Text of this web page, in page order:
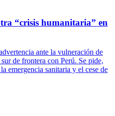
“crisis humanitaria” en
ante la vulneración de
de frontera con Perú. Se pide,
emergencia sanitaria y el cese de